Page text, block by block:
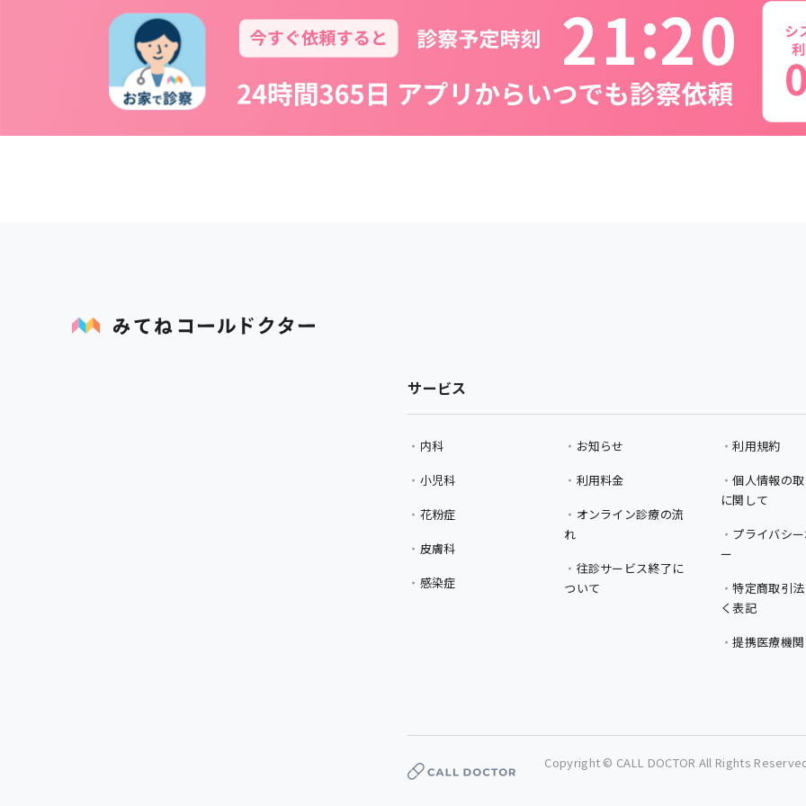
21 20
サービス
内科
小児科
花粉症
皮膚科
感染症
お知らせ
利用料金
オンライン診療の流
れ
往診サービス終了に
ついて
利用規約
個人情報の
に関して
プライバシ
ー
特定商取引
く表記
提携医療機関
Copyright © CALL DOCTOR All Rights